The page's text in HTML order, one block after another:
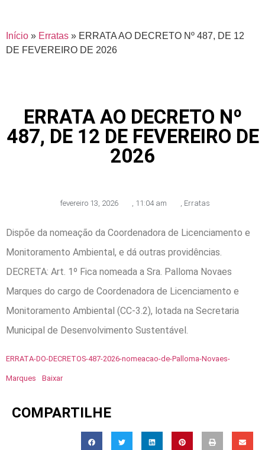
Início » Erratas » ERRATA AO DECRETO Nº 487, DE 12
DE FEVEREIRO DE 2026
ERRATA AO DECRETO Nº
487, DE 12 DE FEVEREIRO DE
2026
fevereiro 13, 2026 , 11:04 am , Erratas
Dispõe da nomeação da Coordenadora de Licenciamento e
Monitoramento Ambiental, e dá outras providências.
DECRETA: Art. 1º Fica nomeada a Sra. Palloma Novaes
Marques do cargo de Coordenadora de Licenciamento e
Monitoramento Ambiental (CC-3.2), lotada na Secretaria
Municipal de Desenvolvimento Sustentável.
ERRATA-DO-DECRETOS-487-2026-nomeacao-de-Palloma-Novaes-
Marques Baixar
COMPARTILHE